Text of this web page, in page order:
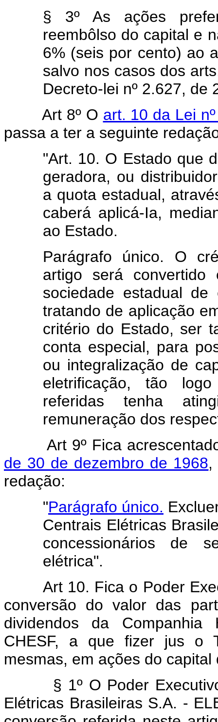
§ 3º As ações
reembôlso do capital e
6% (seis por cento) ao
salvo nos casos dos
Decreto-lei nº 2.627, de
Art 8º O art. 10 da Lei
passa a ter a seguinte
"Art. 10. O Estado que
geradora, ou
a quota estadual,
caberá aplicá-Ia,
ao Estado.
Parágrafo único. O
artigo será convertido
sociedade estadual
tratando de aplicação
critério do Estado, ser
conta especial, para
ou integralização de
eletrificação, tão
referidas tenha
remuneração dos
Art 9º Fica
de 30 de dezembro de 1968,
redação:
"Parágrafo único.
Centrais Elétricas
concessionários de
elétrica".
Art 10. Fica o Poder
conversão do valor das
dividendos da
CHESF, a que fizer jus o
mesmas, em ações do
§ 1º O Poder Executivo
Elétricas Brasileiras S.A. -